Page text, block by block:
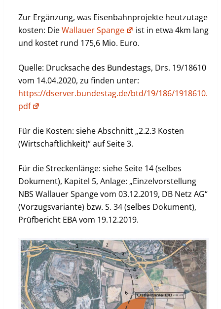
Zur Ergänzung, was Eisenbahnprojekte heutzutage
kosten: DieWallauer Spange
ist in etwa 4km lang
und kostet rund 175,6 Mio. Euro.
Quelle: Drucksache des Bundestags, Drs. 19/18610
vom 14.04.2020, zu finden unter:
https://dserver.bundestag.de/btd/19/186/1918610.
pdf
Für die Kosten: siehe Abschnitt „2.2.3 Kosten
(Wirtschaftlichkeit)“ auf Seite 3.
Für die Streckenlänge: siehe Seite 14 (selbes
Dokument), Kapitel 5, Anlage: „Einzelvorstellung
NBS Wallauer Spange vom 03.12.2019, DB Netz AG“
(Vorzugsvariante) bzw. S. 34 (selbes Dokument),
Prüfbericht EBA vom 19.12.2019.